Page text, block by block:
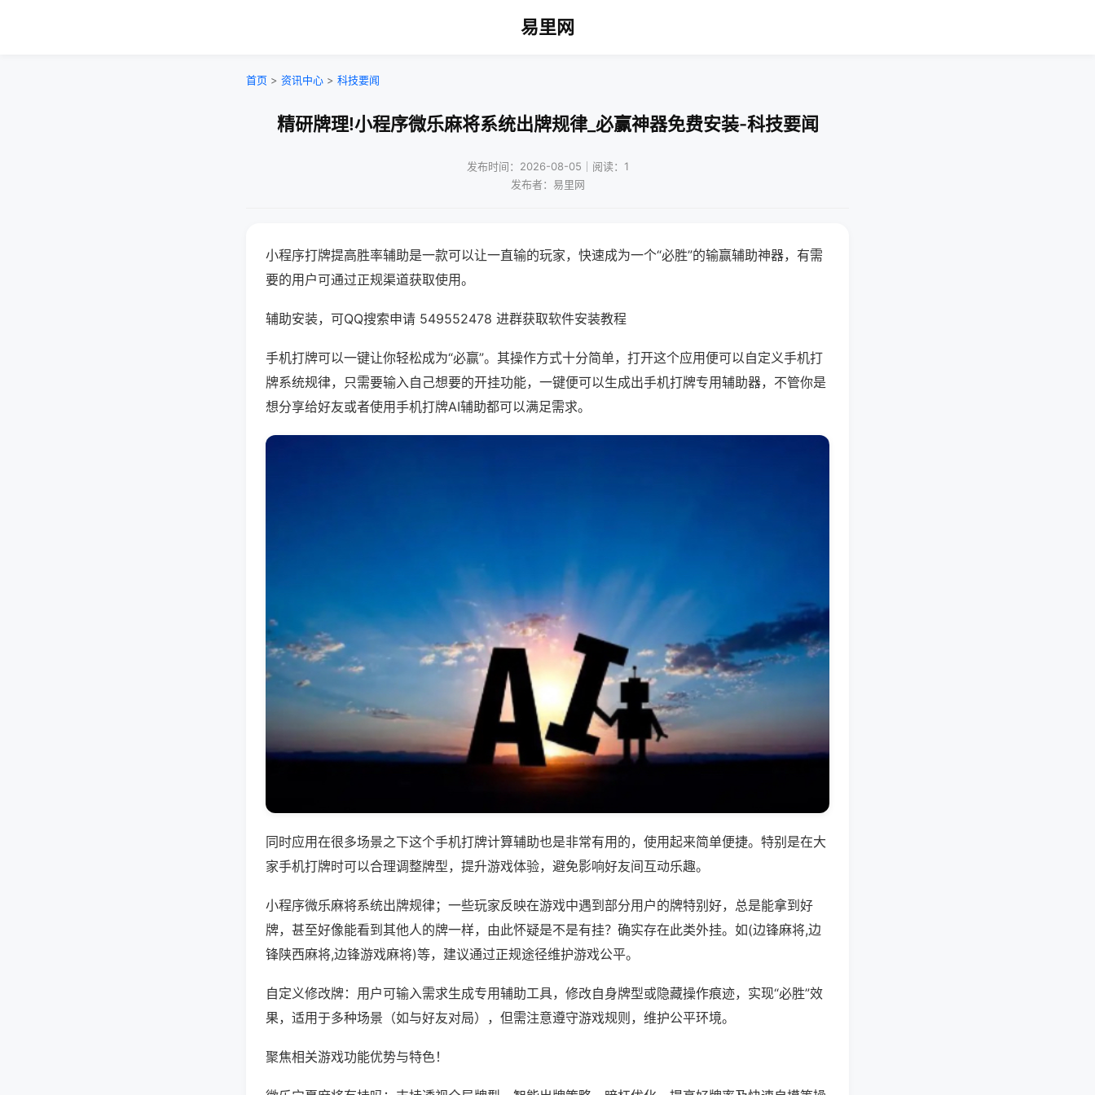
易里网
首页 > 资讯中心 > 科技要闻
精研牌理!小程序微乐麻将系统出牌规律_必赢神器免费安装-科技要闻
发布时间：2026-08-05｜阅读：1
发布者：易里网
小程序打牌提高胜率辅助是一款可以让一直输的玩家，快速成为一个“必胜”的输赢辅助神器，有需
要的用户可通过正规渠道获取使用。
辅助安装，可QQ搜索申请 549552478 进群获取软件安装教程
手机打牌可以一键让你轻松成为“必赢”。其操作方式十分简单，打开这个应用便可以自定义手机打
牌系统规律，只需要输入自己想要的开挂功能，一键便可以生成出手机打牌专用辅助器，不管你是
想分享给好友或者使用手机打牌AI辅助都可以满足需求。
同时应用在很多场景之下这个手机打牌计算辅助也是非常有用的，使用起来简单便捷。特别是在大
家手机打牌时可以合理调整牌型，提升游戏体验，避免影响好友间互动乐趣。
小程序微乐麻将系统出牌规律；一些玩家反映在游戏中遇到部分用户的牌特别好，总是能拿到好
牌，甚至好像能看到其他人的牌一样，由此怀疑是不是有挂？确实存在此类外挂。如(边锋麻将,边
锋陕西麻将,边锋游戏麻将)等，建议通过正规途径维护游戏公平。
自定义修改牌：用户可输入需求生成专用辅助工具，修改自身牌型或隐藏操作痕迹，实现“必胜”效
果，适用于多种场景（如与好友对局），但需注意遵守游戏规则，维护公平环境。
聚焦相关游戏功能优势与特色！